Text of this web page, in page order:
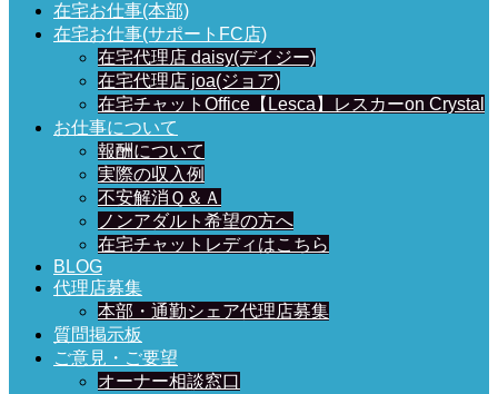
在宅お仕事(本部)
在宅お仕事(サポートFC店)
在宅代理店 daisy(デイジー)
在宅代理店 joa(ジョア)
在宅チャットOffice【Lesca】レスカーon Crystal
お仕事について
報酬について
実際の収入例
不安解消Ｑ＆Ａ
ノンアダルト希望の方へ
在宅チャットレディはこちら
BLOG
代理店募集
本部・通勤シェア代理店募集
質問掲示板
ご意見・ご要望
オーナー相談窓口